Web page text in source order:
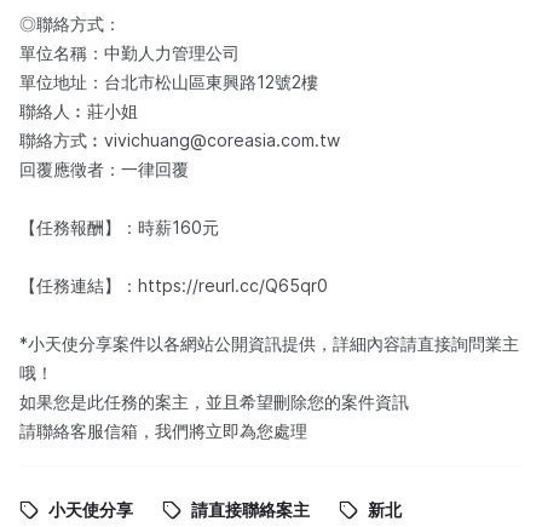
◎聯絡方式：
單位名稱：中勤人力管理公司
單位地址：台北市松山區東興路12號2樓
聯絡人︰莊小姐
聯絡方式︰vivichuang@coreasia.com.tw
回覆應徵者：一律回覆
【任務報酬】：時薪160元
【任務連結】：https://reurl.cc/Q65qr0
*小天使分享案件以各網站公開資訊提供，詳細內容請直接詢問業主
哦！
如果您是此任務的案主，並且希望刪除您的案件資訊
請聯絡客服信箱，我們將立即為您處理
小天使分享 請直接聯絡案主 新北